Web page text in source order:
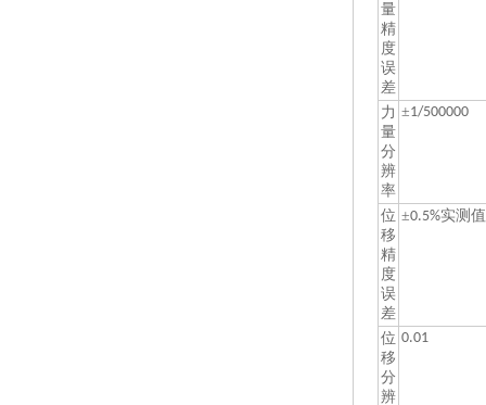
量
精
度
误
差
力
量
分
辨
率
±1/500000
位
移
精
度
误
差
±0.5%实测值
位
移
分
辨
0.01